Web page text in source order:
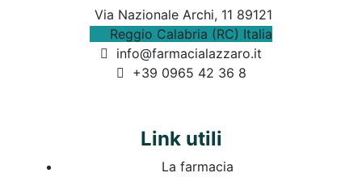
Via Nazionale Archi, 11 89121
Reggio Calabria (RC) Italia
info@farmacialazzaro.it
+39 0965 42 36 8
Link utili
La farmacia